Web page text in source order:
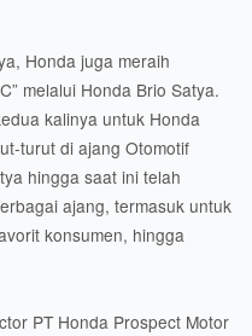
Honda juga meraih
melalui Honda Brio Satya.
kalinya untuk Honda
turut di ajang Otomotif
hingga saat ini telah
ajang, termasuk untuk
konsumen, hingga
PT Honda Prospect Motor